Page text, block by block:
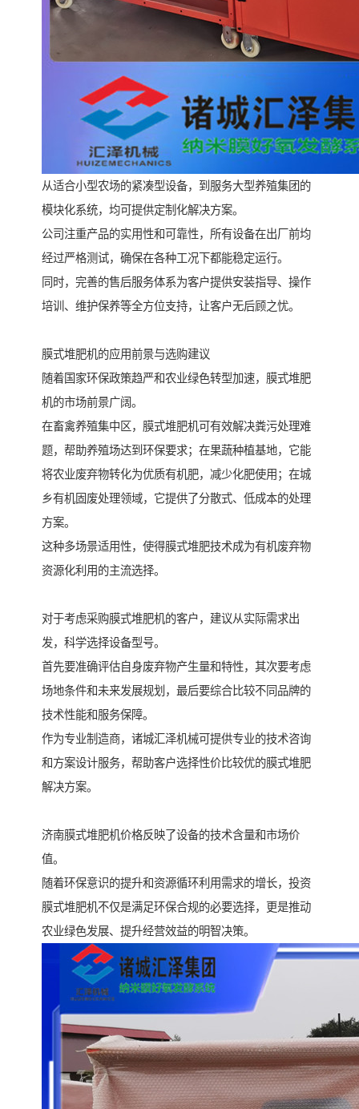
从适合小型农场的紧凑型设备，到服务大型养殖集团的
模块化系统，均可提供定制化解决方案。
公司注重产品的实用性和可靠性，所有设备在出厂前均
经过严格测试，确保在各种工况下都能稳定运行。
同时，完善的售后服务体系为客户提供安装指导、操作
培训、维护保养等全方位支持，让客户无后顾之忧。
膜式堆肥机的应用前景与选购建议
随着国家环保政策趋严和农业绿色转型加速，膜式堆肥
机的市场前景广阔。
在畜禽养殖集中区，膜式堆肥机可有效解决粪污处理难
题，帮助养殖场达到环保要求；在果蔬种植基地，它能
将农业废弃物转化为优质有机肥，减少化肥使用；在城
乡有机固废处理领域，它提供了分散式、低成本的处理
方案。
这种多场景适用性，使得膜式堆肥技术成为有机废弃物
资源化利用的主流选择。
对于考虑采购膜式堆肥机的客户，建议从实际需求出
发，科学选择设备型号。
首先要准确评估自身废弃物产生量和特性，其次要考虑
场地条件和未来发展规划，最后要综合比较不同品牌的
技术性能和服务保障。
作为专业制造商，诸城汇泽机械可提供专业的技术咨询
和方案设计服务，帮助客户选择性价比较优的膜式堆肥
解决方案。
济南膜式堆肥机价格反映了设备的技术含量和市场价
值。
随着环保意识的提升和资源循环利用需求的增长，投资
膜式堆肥机不仅是满足环保合规的必要选择，更是推动
农业绿色发展、提升经营效益的明智决策。